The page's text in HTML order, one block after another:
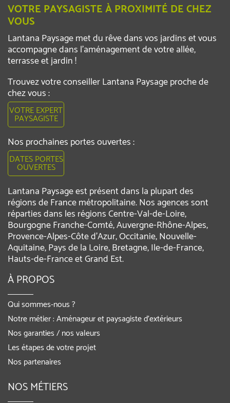
VOTRE PAYSAGISTE À PROXIMITÉ DE CHEZ
VOUS
Lantana Paysage met du rêve dans vos jardins et vous
accompagne dans l’aménagement de votre allée,
terrasse et jardin !
Trouvez votre conseiller Lantana Paysage proche de
chez vous :
VOTRE EXPERT
PAYSAGISTE
Nos prochaines portes ouvertes :
DATES PORTES
OUVERTES
Lantana Paysage est présent dans la plupart des
régions de France métropolitaine. Nos agences sont
réparties dans les régions Centre-Val-de-Loire,
Bourgogne Franche-Comté, Auvergne-Rhône-Alpes,
Provence-Alpes-Côte d'Azur, Occitanie, Nouvelle-
Aquitaine, Pays de la Loire, Bretagne, Ile-de-France,
Hauts-de-France et Grand Est.
À PROPOS
Qui sommes-nous ?
Notre métier : Aménageur et paysagiste d’extérieurs
Nos garanties / nos valeurs
Les étapes de votre projet
Nos partenaires
NOS MÉTIERS